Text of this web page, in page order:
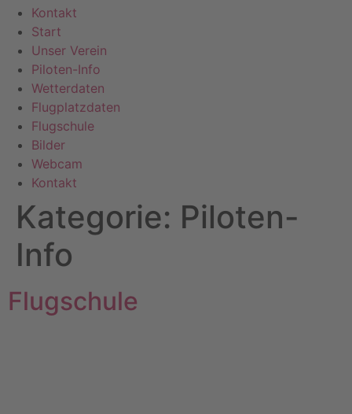
Kontakt
Start
Unser Verein
Piloten-Info
Wetterdaten
Flugplatzdaten
Flugschule
Bilder
Webcam
Kontakt
Kategorie: Piloten-
Info
Flugschule